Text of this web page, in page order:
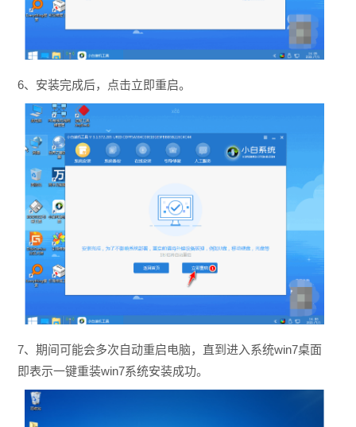
6、安装完成后，点击立即重启。
7、期间可能会多次自动重启电脑，直到进入系统win7桌面
即表示一键重装win7系统安装成功。